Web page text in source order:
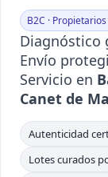
B2C ·
Diagnóstico
Envío
Servicio en
Canet de
Autenticidad
Lotes curados